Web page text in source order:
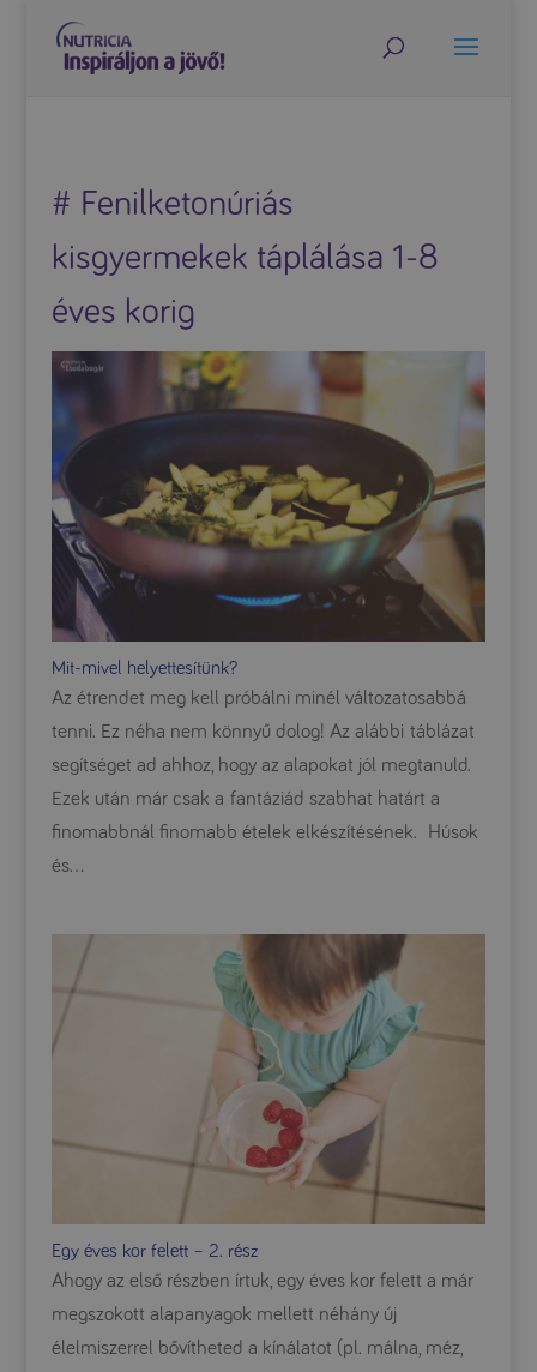
# Fenilketonúriás
kisgyermekek táplálása 1-8
éves korig
Mit-mivel helyettesítünk?
Az étrendet meg kell próbálni minél változatosabbá
tenni. Ez néha nem könnyű dolog! Az alábbi táblázat
segítséget ad ahhoz, hogy az alapokat jól megtanuld.
Ezek után már csak a fantáziád szabhat határt a
finomabbnál finomabb ételek elkészítésének. Húsok
és...
Egy éves kor felett – 2. rész
Ahogy az első részben írtuk, egy éves kor felett a már
megszokott alapanyagok mellett néhány új
élelmiszerrel bővítheted a kínálatot (pl. málna, méz,